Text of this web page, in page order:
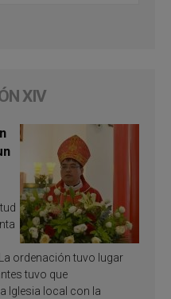
XIV
ordenación tuvo lugar
tuvo que
Iglesia local con la